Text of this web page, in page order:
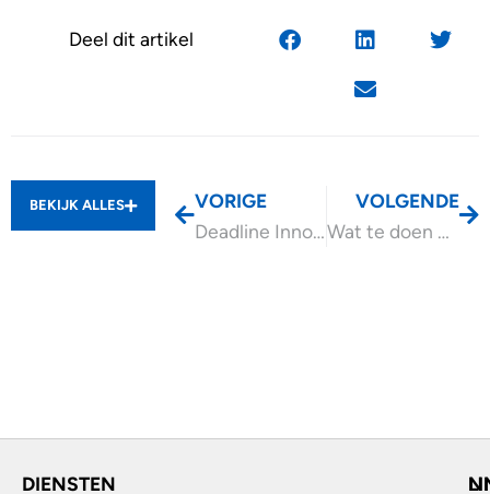
Deel dit artikel
BEKIJK ALLES
VORIGE
Deadline Innovatiekrediet en vroegfasefinanciering 1 december 2024
VOLGENDE
Wat te doen met opgenomen vakantiedagen tijdens ziekte of bij op non-actiefstelling?
DIENSTEN